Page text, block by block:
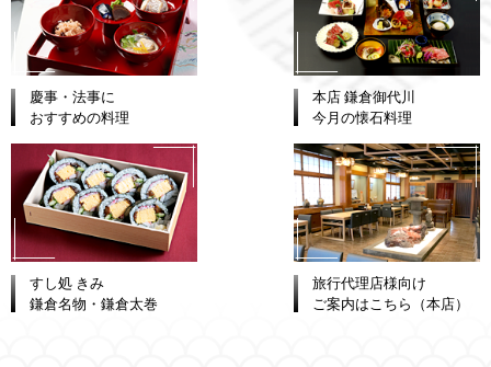
慶事・法事に
おすすめの料理
本店 鎌倉御代川
今月の懐石料理
すし処 きみ
鎌倉名物・鎌倉太巻
旅行代理店様向け
ご案内はこちら（本店）